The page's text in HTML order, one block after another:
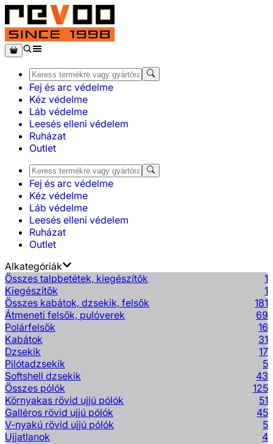
Fej és arc védelme
Kéz védelme
Láb védelme
Leesés elleni védelem
Ruházat
Outlet
Fej és arc védelme
Kéz védelme
Láb védelme
Leesés elleni védelem
Ruházat
Outlet
Alkategóriák
Összes talpbetétek, kiegészítők
1
Kiegészítők
1
Összes kabátok, dzsekik, felsők
181
Átmeneti felsők, pulóverek
69
Polárfelsők
16
Kabátok
31
Dzsekik
17
Pilótadzsekik
5
Softshell dzsekik
43
Összes pólók
125
Környakas rövid ujjú pólók
51
Galléros rövid ujjú pólók
45
V-nyakú rövid ujjú pólók
5
Ujjatlanok
4